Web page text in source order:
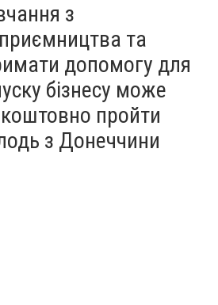
з
та
допомогу для
бізнесу може
пройти
з Донеччини